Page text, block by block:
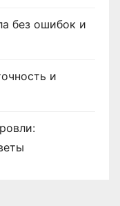
без ошибок и
и